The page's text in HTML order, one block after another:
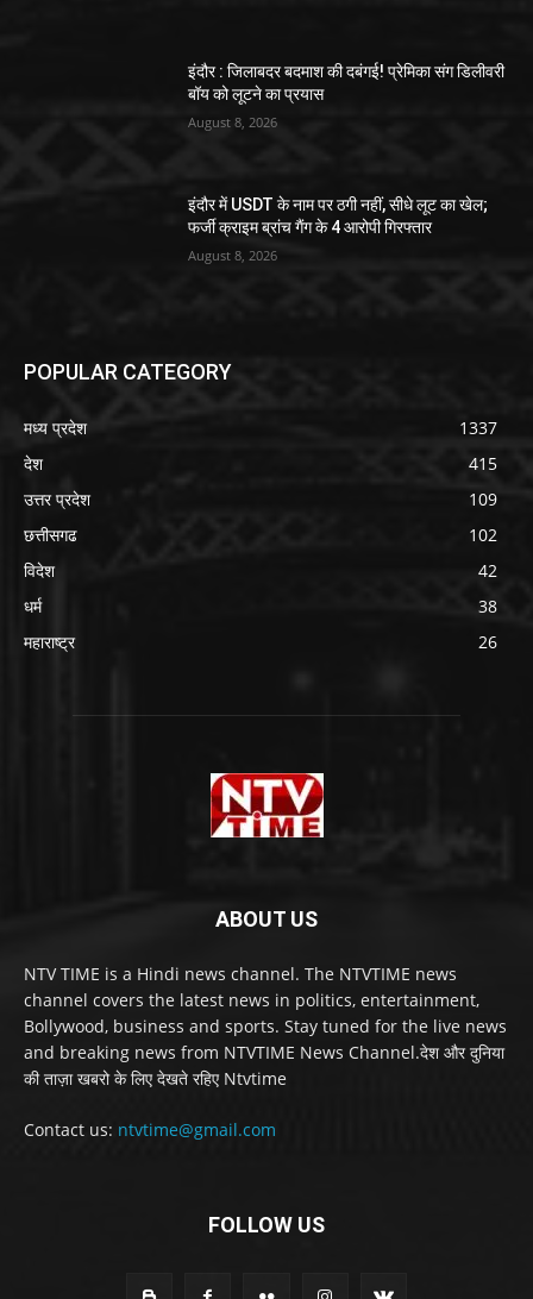
इंदौर : जिलाबदर बदमाश की दबंगई! प्रेमिका संग डिलीवरी
बॉय को लूटने का प्रयास
August 8, 2026
इंदौर में USDT के नाम पर ठगी नहीं, सीधे लूट का खेल;
फर्जी क्राइम ब्रांच गैंग के 4 आरोपी गिरफ्तार
August 8, 2026
POPULAR CATEGORY
मध्य प्रदेश
1337
देश
415
उत्तर प्रदेश
109
छत्तीसगढ
102
विदेश
42
धर्म
38
महाराष्ट्र
26
ABOUT US
NTV TIME is a Hindi news channel. The NTVTIME news
channel covers the latest news in politics, entertainment,
Bollywood, business and sports. Stay tuned for the live news
and breaking news from NTVTIME News Channel.देश और दुनिया
की ताज़ा खबरो के लिए देखते रहिए Ntvtime
Contact us: ntvtime@gmail.com
FOLLOW US